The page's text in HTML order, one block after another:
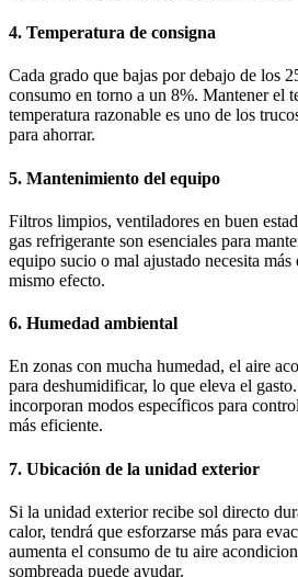
4. Temperatura de consigna
Cada grado que bajas por debajo de los
consumo en torno a un 8%. Mantener el
temperatura razonable es uno de los
para ahorrar.
5. Mantenimiento del equipo
Filtros limpios, ventiladores en buen
gas refrigerante son esenciales para
equipo sucio o mal ajustado necesita más
mismo efecto.
6. Humedad ambiental
En zonas con mucha humedad, el aire
para deshumidificar, lo que eleva el
incorporan modos específicos para
más eficiente.
7. Ubicación de la unidad exterior
Si la unidad exterior recibe sol directo
calor, tendrá que esforzarse más para
aumenta el consumo de tu aire
sombreada puede ayudar.